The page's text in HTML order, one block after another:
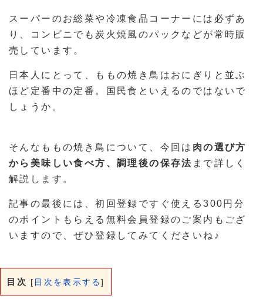
スーパーのお総菜や冷凍食品コーナーには必ずあ
り、コンビニでも炭火焼風のパックなどが常時販
売しています。
日本人にとって、ももの焼き鳥はおにぎりと並ぶ
ほど定番中の定番。国民食といえるのではないで
しょうか。
そんなももの焼き鳥について、今回は 肉の選び方
から美味しい食べ方、調理後の保存法 まで詳しく
解説します。
記事の最後には、初回登録ですぐ使える300円分
のポイントもらえる無料会員登録のご案内もござ
いますので、ぜひ登録してみてくださいね♪
目次 [ 目次を表示する]